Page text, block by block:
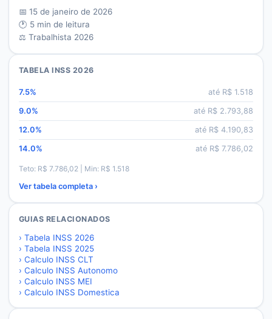
📅 15 de janeiro de 2026
🕐 5 min de leitura
⚖️ Trabalhista 2026
TABELA INSS 2026
7.5% até R$ 1.518
9.0% até R$ 2.793,88
12.0% até R$ 4.190,83
14.0% até R$ 7.786,02
Teto: R$ 7.786,02 | Min: R$ 1.518
Ver tabela completa ›
GUIAS RELACIONADOS
› Tabela INSS 2026
› Tabela INSS 2025
› Calculo INSS CLT
› Calculo INSS Autonomo
› Calculo INSS MEI
› Calculo INSS Domestica